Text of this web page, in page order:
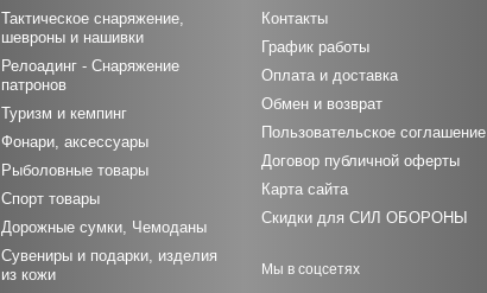
Тактическое снаряжение,
шевроны и нашивки
Релоадинг - Снаряжение
патронов
Туризм и кемпинг
Фонари, аксессуары
Рыболовные товары
Спорт товары
Дорожные сумки, Чемоданы
Сувениры и подарки, изделия
из кожи
Контакты
График работы
Оплата и доставка
Обмен и возврат
Пользовательское соглашение
Договор публичной оферты
Карта сайта
Скидки для СИЛ ОБОРОНЫ
Мы в соцсетях